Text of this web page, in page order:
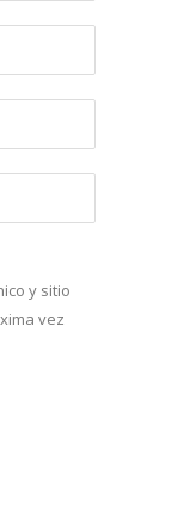
y sitio
vez